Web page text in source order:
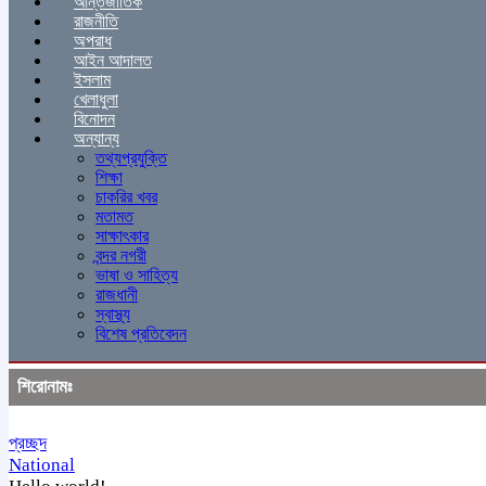
রাজনীতি
অপরাধ
আইন আদালত
ইসলাম
খেলাধুলা
বিনোদন
অন্যান্য
তথ্যপ্রযুক্তি
শিক্ষা
চাকরির খবর
মতামত
সাক্ষাৎকার
বন্দর নগরী
ভাষা ও সাহিত্য
রাজধানী
স্বাস্থ্য
বিশেষ প্রতিবেদন
শিরোনামঃ
প্রচ্ছদ
National